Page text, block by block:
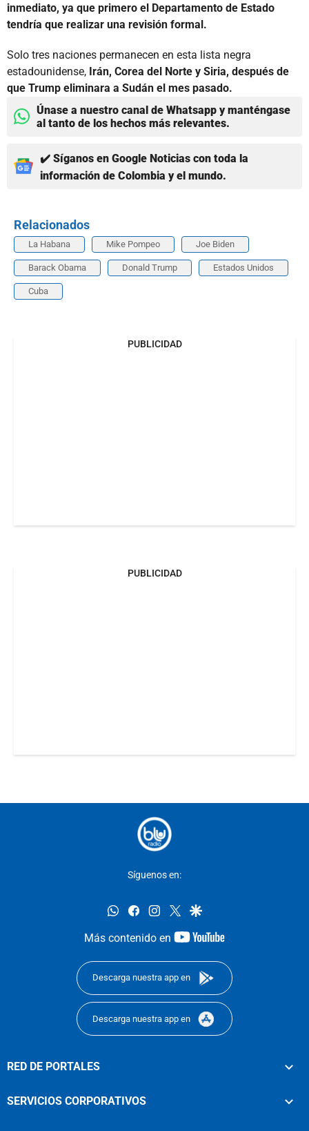
inmediato, ya que primero el Departamento de Estado
tendría que realizar una revisión formal.
Solo tres naciones permanecen en esta lista negra
estadounidense, Irán, Corea del Norte y Siria, después de
que Trump eliminara a Sudán el mes pasado.
Únase a nuestro canal de Whatsapp y manténgase
al tanto de los hechos más relevantes.
✔️ Síganos en Google Noticias con toda la
información de Colombia y el mundo.
Relacionados
La Habana Mike Pompeo Joe Biden
Barack Obama Donald Trump Estados Unidos
Cuba
PUBLICIDAD
PUBLICIDAD
Síguenos en:
whatsappfacebookinstagram
twittergoogle
Más contenido en
youtube-
Descarga nuestra app en
Descarga nuestra app en
RED DE PORTALES
SERVICIOS CORPORATIVOS